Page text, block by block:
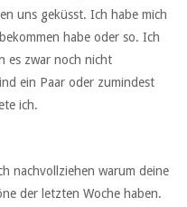
uns geküsst. Ich habe mich
habe oder so. Ich
es zwar noch nicht
ein Paar oder zumindest
ich.
nachvollziehen warum deine
der letzten Woche haben.